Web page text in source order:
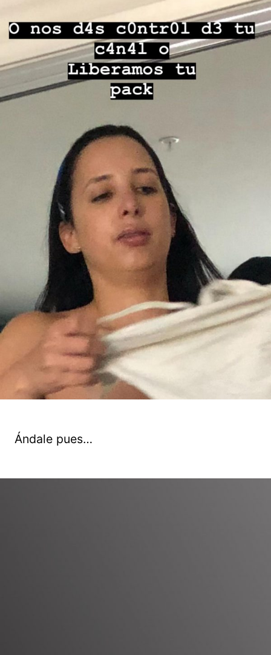
Ándale pues…